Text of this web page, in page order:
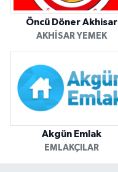
Öncü Döner Akhisar
AKHISAR YEMEK
Akgün Emlak
EMLAKÇILAR